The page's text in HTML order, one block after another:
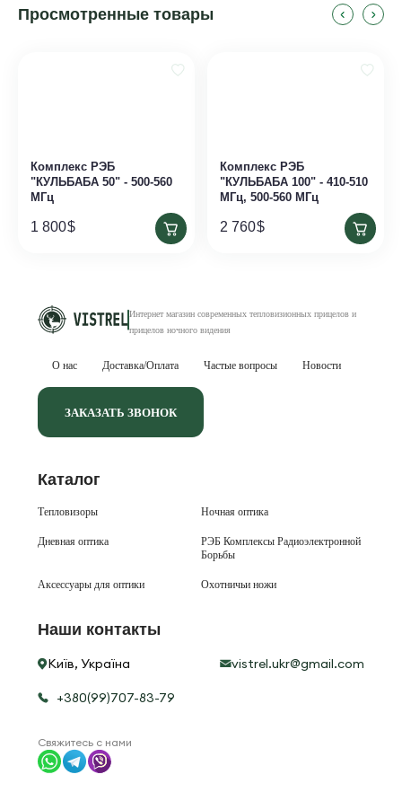
Просмотренные товары
Комплекс РЭБ
"КУЛЬБАБА 50" - 500-560
МГц
1 800$
Комплекс РЭБ
"КУЛЬБАБА 100" - 410-510
МГц, 500-560 МГц
2 760$
Интернет магазин современных тепловизионныхприцелов и
прицелов ночного видения
О нас Доставка/Оплата Частые вопросы Новости
ЗАКАЗАТЬ ЗВОНОК
Каталог
Тепловизоры Ночная оптика
Дневная оптика
РЭБ Комплексы Радиоэлектронной
Борьбы
Аксессуары для оптики Охотничьи ножи
Наши контакты
Київ, Україна vistrel.ukr@gmail.com
+380(99)707-83-79
Свяжитесь с нами